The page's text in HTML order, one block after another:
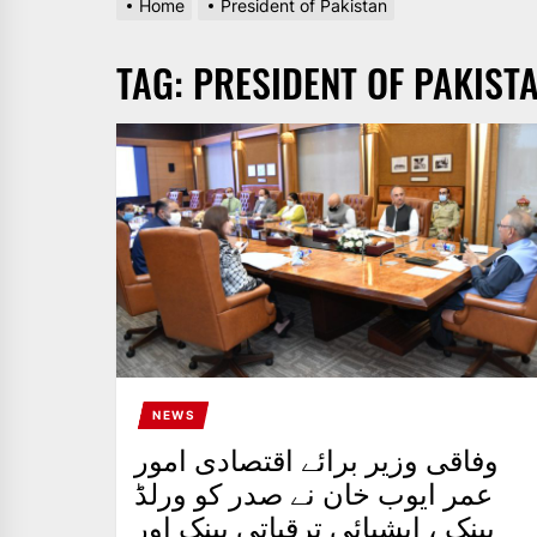
IT
NEWS
UPDATE,
CURRENT
AFFAIRS
&
ENTERTAINMENT
SHOWS
Home President of Pakistan
TAG: PRESIDENT OF
NEWS
وفاقی وزیر برائے اقتصادی امور
عمر ایوب خان نے صدر کو ورلڈ
بینک ، ایشیائی ترقیاتی بینک اور